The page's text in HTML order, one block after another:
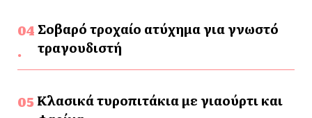
Σοβαρό τροχαίο ατύχημα για γνωστό
τραγουδιστή
Κλασικά τυροπιτάκια με γιαούρτι και